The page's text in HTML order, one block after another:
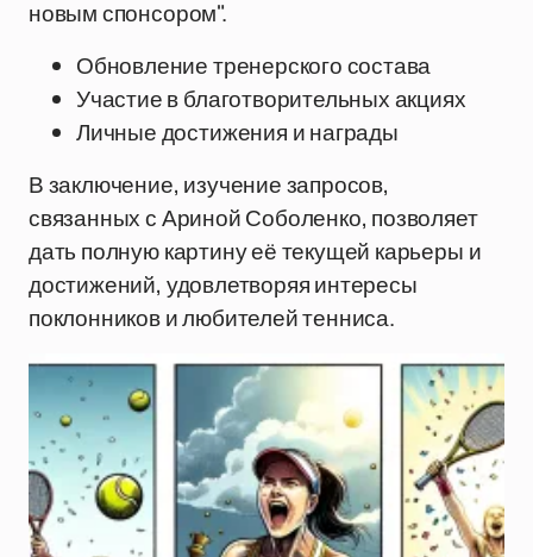
новым спонсором".
Обновление тренерского состава
Участие в благотворительных акциях
Личные достижения и награды
В заключение, изучение запросов,
связанных с Ариной Соболенко, позволяет
дать полную картину её текущей карьеры и
достижений, удовлетворяя интересы
поклонников и любителей тенниса.